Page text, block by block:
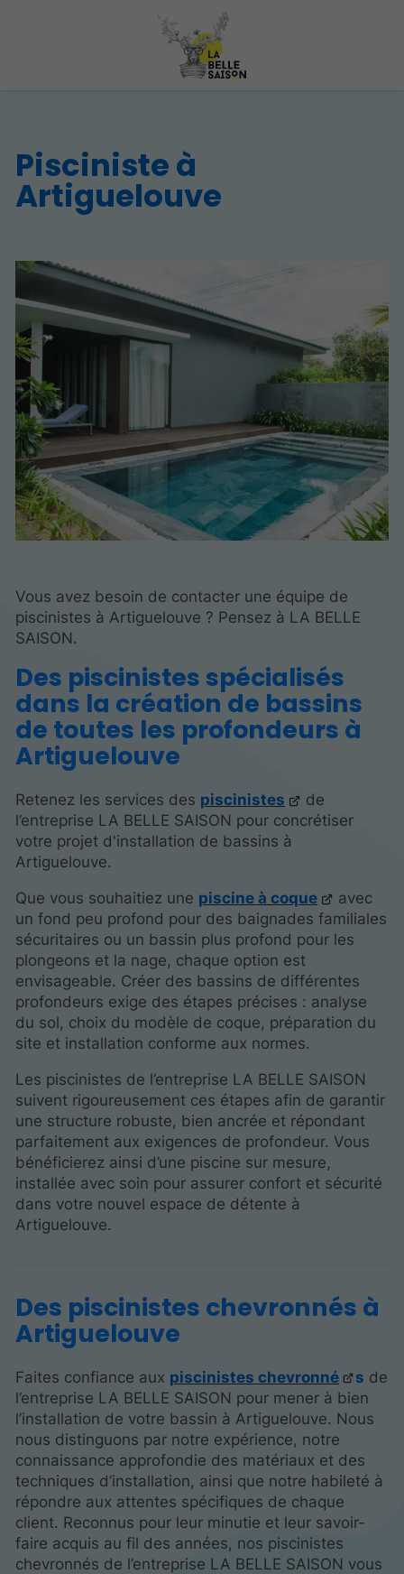
Pisciniste à
Artiguelouve
Vous avez besoin de contacter une équipe de
piscinistes à Artiguelouve ? Pensez à LA BELLE
SAISON.
Des piscinistes spécialisés
dans la création de bassins
de toutes les profondeurs à
Artiguelouve
Retenez les services des piscinistes
de
l’entreprise LA BELLE SAISON pour concrétiser
votre projet d'installation de bassins à
Artiguelouve.
Que vous souhaitiez une piscine à coque
avec
un fond peu profond pour des baignades familiales
sécuritaires ou un bassin plus profond pour les
plongeons et la nage, chaque option est
envisageable. Créer des bassins de différentes
profondeurs exige des étapes précises : analyse
du sol, choix du modèle de coque, préparation du
site et installation conforme aux normes.
Les piscinistes de l’entreprise LA BELLE SAISON
suivent rigoureusement ces étapes afin de garantir
une structure robuste, bien ancrée et répondant
parfaitement aux exigences de profondeur. Vous
bénéficierez ainsi d’une piscine sur mesure,
installée avec soin pour assurer confort et sécurité
dans votre nouvel espace de détente à
Artiguelouve.
Des piscinistes chevronnés à
Artiguelouve
Faites confiance aux piscinistes chevronné s de
l’entreprise LA BELLE SAISON pour mener à bien
l’installation de votre bassin à Artiguelouve. Nous
nous distinguons par notre expérience, notre
connaissance approfondie des matériaux et des
techniques d’installation, ainsi que notre habileté à
répondre aux attentes spécifiques de chaque
client. Reconnus pour leur minutie et leur savoir-
faire acquis au fil des années, nos piscinistes
chevronnés de l’entreprise LA BELLE SAISON vous